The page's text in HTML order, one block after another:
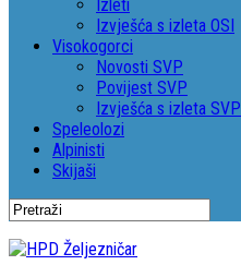
Izleti
Izvješća s izleta OSI
Visokogorci
Novosti SVP
Povijest SVP
Izvješća s izleta SVP
Speleolozi
Alpinisti
Skijaši